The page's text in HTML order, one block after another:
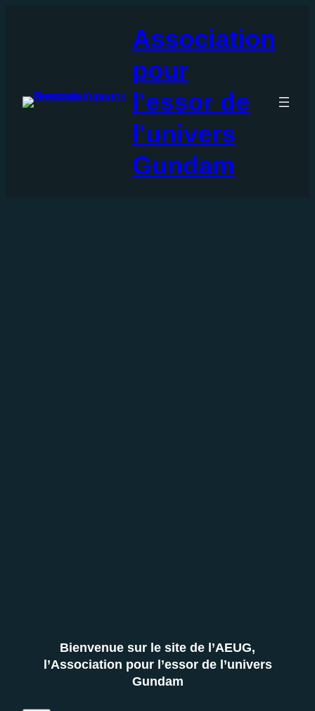
Association
pour
l'essor de
l'univers
Gundam
Bienvenue sur le site de l’AEUG,
l’Association pour l’essor de l’univers
Gundam